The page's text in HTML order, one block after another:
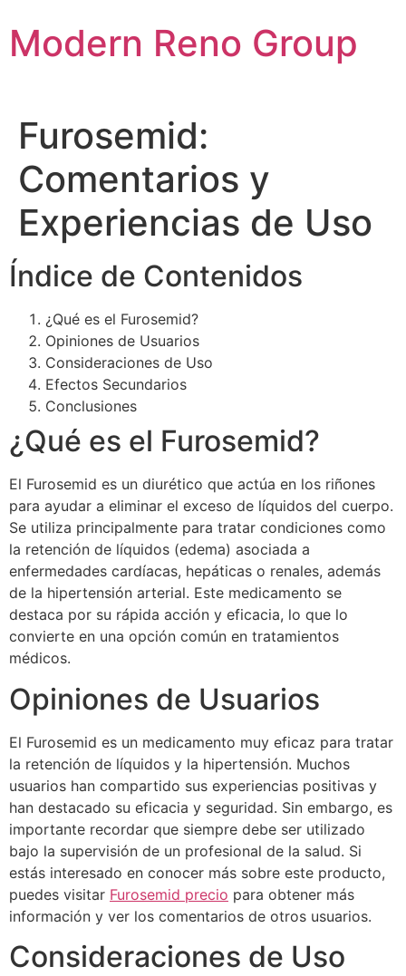
to
content
Modern Reno Group
Furosemid:
Comentarios y
Experiencias de Uso
Índice de Contenidos
¿Qué es el Furosemid?
Opiniones de Usuarios
Consideraciones de Uso
Efectos Secundarios
Conclusiones
¿Qué es el Furosemid?
El Furosemid es un diurético que actúa en los riñones
para ayudar a eliminar el exceso de líquidos del cuerpo.
Se utiliza principalmente para tratar condiciones como
la retención de líquidos (edema) asociada a
enfermedades cardíacas, hepáticas o renales, además
de la hipertensión arterial. Este medicamento se
destaca por su rápida acción y eficacia, lo que lo
convierte en una opción común en tratamientos
médicos.
Opiniones de Usuarios
El Furosemid es un medicamento muy eficaz para tratar
la retención de líquidos y la hipertensión. Muchos
usuarios han compartido sus experiencias positivas y
han destacado su eficacia y seguridad. Sin embargo, es
importante recordar que siempre debe ser utilizado
bajo la supervisión de un profesional de la salud. Si
estás interesado en conocer más sobre este producto,
puedes visitar Furosemid precio para obtener más
información y ver los comentarios de otros usuarios.
Consideraciones de Uso